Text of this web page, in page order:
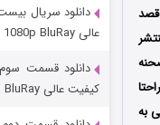
به
مردگان
دانلود سریال
عالی 1080p BluRay
دانلود قسمت
کیفیت عالی BluRay